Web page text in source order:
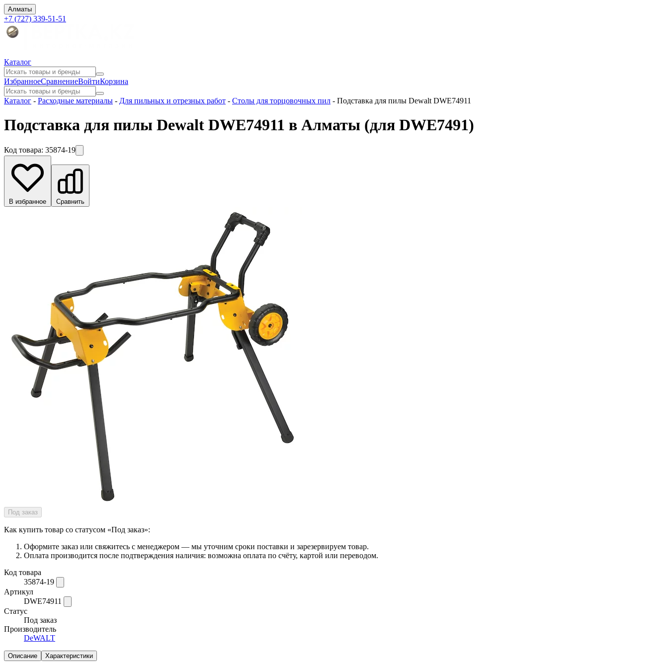
Алматы
+7 (727) 339-51-51
Каталог
ИзбранноеСравнениеВойтиКорзина
Каталог - Расходные материалы - Для пильных и отрезных работ - Столы для торцовочных пил - Подставка для пилы Dewalt DWE74911
Подставка для пилы Dewalt DWE74911 в Алматы (для DWE7491)
Код товара: 35874-19
В избранное Сравнить
Под заказ
Как купить товар со статусом «Под заказ»:
Оформите заказ или свяжитесь с менеджером — мы уточним сроки поставки и зарезервируем товар.
Оплата производится после подтверждения наличия: возможна оплата по счёту, картой или переводом.
Код товара
35874-19
Артикул
DWE74911
Статус
Под заказ
Производитель
DeWALT
Описание Характеристики